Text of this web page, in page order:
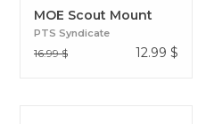
MOE Scout Mount
PTS Syndicate
16.99 $ 12.99 $